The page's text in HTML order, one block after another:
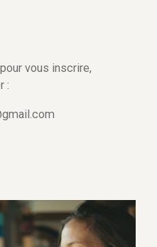
vous inscrire,
: